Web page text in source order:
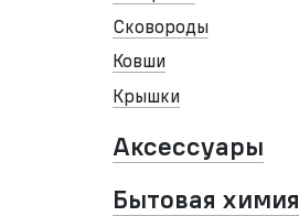
Сковороды
Ковши
Крышки
Аксессуары
Бытовая химия